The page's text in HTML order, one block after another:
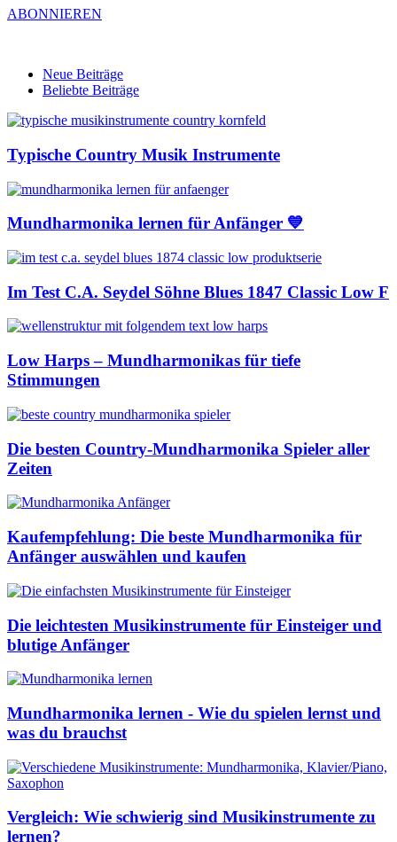
ABONNIEREN
Neue Beiträge
Beliebte Beiträge
Typische Country Musik Instrumente
Mundharmonika lernen für Anfänger 💙
Im Test C.A. Seydel Söhne Blues 1847 Classic Low F
Low Harps – Mundharmonikas für tiefe
Stimmungen
Die besten Country-Mundharmonika Spieler aller
Zeiten
Kaufempfehlung: Die beste Mundharmonika für
Anfänger auswählen und kaufen
Die leichtesten Musikinstrumente für Einsteiger und
blutige Anfänger
Mundharmonika lernen - Wie du spielen lernst und
was du brauchst
Vergleich: Wie schwierig sind Musikinstrumente zu
lernen?